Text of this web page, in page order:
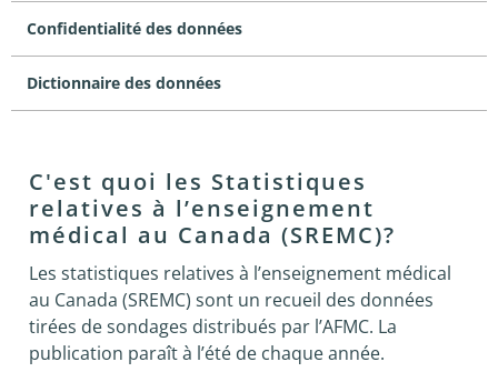
Confidentialité des données
Dictionnaire des données
C'est quoi les Statistiques
relatives à l’enseignement
médical au Canada (SREMC)?
Les statistiques relatives à l’enseignement médical
au Canada (SREMC) sont un recueil des données
tirées de sondages distribués par l’AFMC. La
publication paraît à l’été de chaque année.